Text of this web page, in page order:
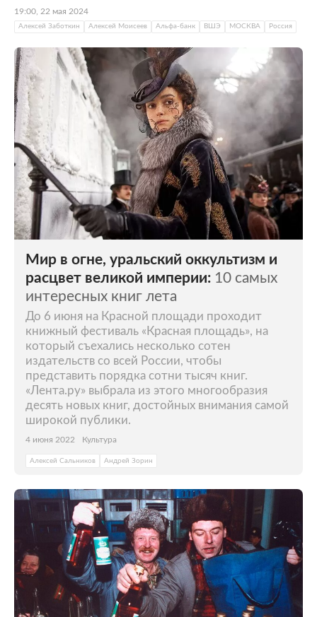
19:00, 22 мая 2024
Алексей Заботкин Алексей Моисеев Альфа-банк ВШЭ МОСКВА Россия
Мир в огне, уральский оккультизм и
расцвет великой империи: 10 самых
интересных книг лета
До 6 июня на Красной площади проходит
книжный фестиваль «Красная площадь», на
который съехались несколько сотен
издательств со всей России, чтобы
представить порядка сотни тысяч книг.
«Лента.ру» выбрала из этого многообразия
десять новых книг, достойных внимания самой
широкой публики.
4 июня 2022 Культура
Алексей Сальников Андрей Зорин